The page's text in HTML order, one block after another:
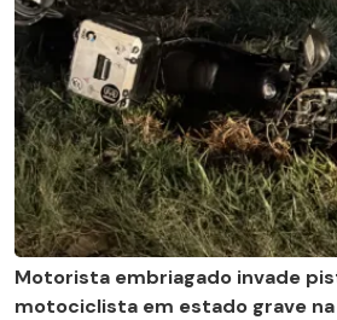
Motorista embriagado invade
motociclista em estado grave na